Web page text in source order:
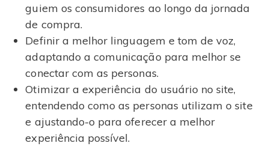
guiem os consumidores ao longo da jornada
de compra.
Definir a melhor linguagem e tom de voz,
adaptando a comunicação para melhor se
conectar com as personas.
Otimizar a experiência do usuário no site,
entendendo como as personas utilizam o site
e ajustando-o para oferecer a melhor
experiência possível.